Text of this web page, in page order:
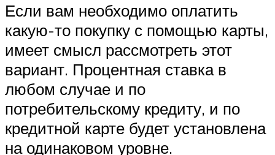
Если вам необходимо оплатить
какую-то покупку с помощью карты,
имеет смысл рассмотреть этот
вариант. Процентная ставка в
любом случае и по
потребительскому кредиту, и по
кредитной карте будет установлена
на одинаковом уровне.